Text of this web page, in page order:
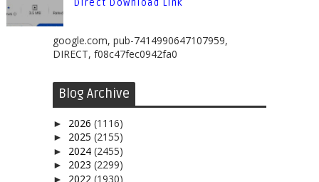
Direct Download Link
google.com, pub-7414990647107959,
DIRECT, f08c47fec0942fa0
Blog Archive
► 2026 (1116)
► 2025 (2155)
► 2024 (2455)
► 2023 (2299)
► 2022 (1930)